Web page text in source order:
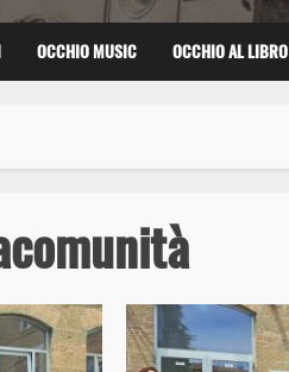
OCCHIO MUSIC OCCHIO AL LIBRO